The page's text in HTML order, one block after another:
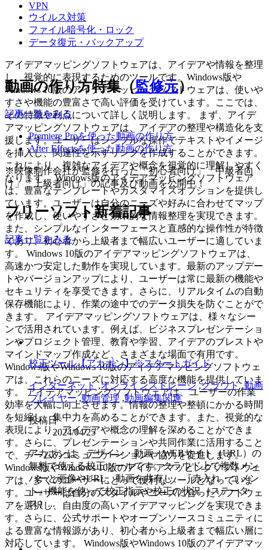
VPN
ウイルス対策
ファイル暗号化・ロック
データ復元・バックアップ
アイデアマッピングソフトウェアは、アイデアや情報を整理
し、視覚的に表現するためのツールです。Windows版や
Windows 10版のアイデアマッピングソフトウェアは、使いや
すさや機能の豊富さで高い評価を受けています。ここでは、
その特徴や利点について詳しく説明します。 まず、アイデ
アマッピングソフトウェアは、アイデアの整理や構造化を支
援します。ユーザーはシンプルな操作でテキストやイメージ
を挿入し、関連性を示すリンクを作成することができます。
これにより、複雑なアイデアや概念を視覚的に理解しやすく
なります。 Windows版のアイデアマッピングソフトウェア
は、豊富なテンプレートやカスタマイズオプションを提供し
ています。ユーザーは自分のニーズや好みに合わせてマップ
を作成し、使いやすさと効果的な情報整理を実現できます。
また、シンプルなインターフェースと直感的な操作性が特徴
であり、初心者から上級者まで幅広いユーザーに適していま
す。 Windows 10版のアイデアマッピングソフトウェアは、
高速かつ安定した動作を実現しています。最新のアップデー
トやバージョンアップにより、ユーザーは常に最新の機能や
セキュリティを享受できます。さらに、リアルタイムの自動
保存機能により、作業の途中でのデータ損失を防ぐことがで
きます。 アイデアマッピングソフトウェアは、様々なシー
ンで活用されています。例えば、ビジネスプレゼンテーショ
ンやプロジェクト管理、教育や学習、アイデアのブレストや
マインドマップ作成など、さまざまな場面で有用です。
Windows版やWindows 10版のアイデアマッピングソフトウェ
アは、これらのニーズに対応する高度な機能を提供していま
す。 アイデアマッピングソフトウェアは、ユーザーの作業
効率を大幅に向上させます。情報の整理や整頓にかかる時間
を短縮し、集中力を高めることができます。また、視覚的な
表現により、アイデアや概念の理解を深めることができま
す。さらに、プレゼンテーションや共同作業に活用すること
で、チームのコミュニケーションや協力を促進します。
Windows版やWindows 10版のアイデアマッピングソフトウェ
アは、多くのユーザーにとって便利なツールとなっていま
す。ユーザーは自分のスタイルやニーズに合ったソフトウェ
アを選択し、自由度の高いアイデアマッピングを実現できま
す。さらに、公式サポートやオープンソースコミュニティに
よる豊富な情報源があり、初心者から上級者まで幅広い層に
対応しています。 Windows版やWindows 10版のアイデアマッ
動画の作り方特集（監修元）
記事一覧をみる
Premiere Proを使った動画の作り方
After Effectsを使った動画の作り方
※映像制作会社が監修を行った「初心者向け」「中級者向
け」「上級者向け」の記事及び動画を公開中！
フリーソフト新着記事
記事一覧をみる
校正ツール【アカポン】※スタートガイド
インターネット ,オンラインストレージ ,クラウド,動画
プレイヤー,動画管理 ,動画編集関連
投稿日
2024/04/25
アカポンは、デザイン・動画・WEBサイト（URL）の
無料で使える校正ツールです。クラウド上で複数メン
バーと画像やURL、動画を共有し、『赤入れ・コメン
ト』機能を使って校正指示や校正の状況（ステータ
ス）...